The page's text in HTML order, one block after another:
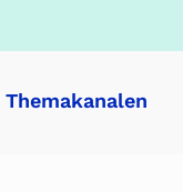
Themakanalen